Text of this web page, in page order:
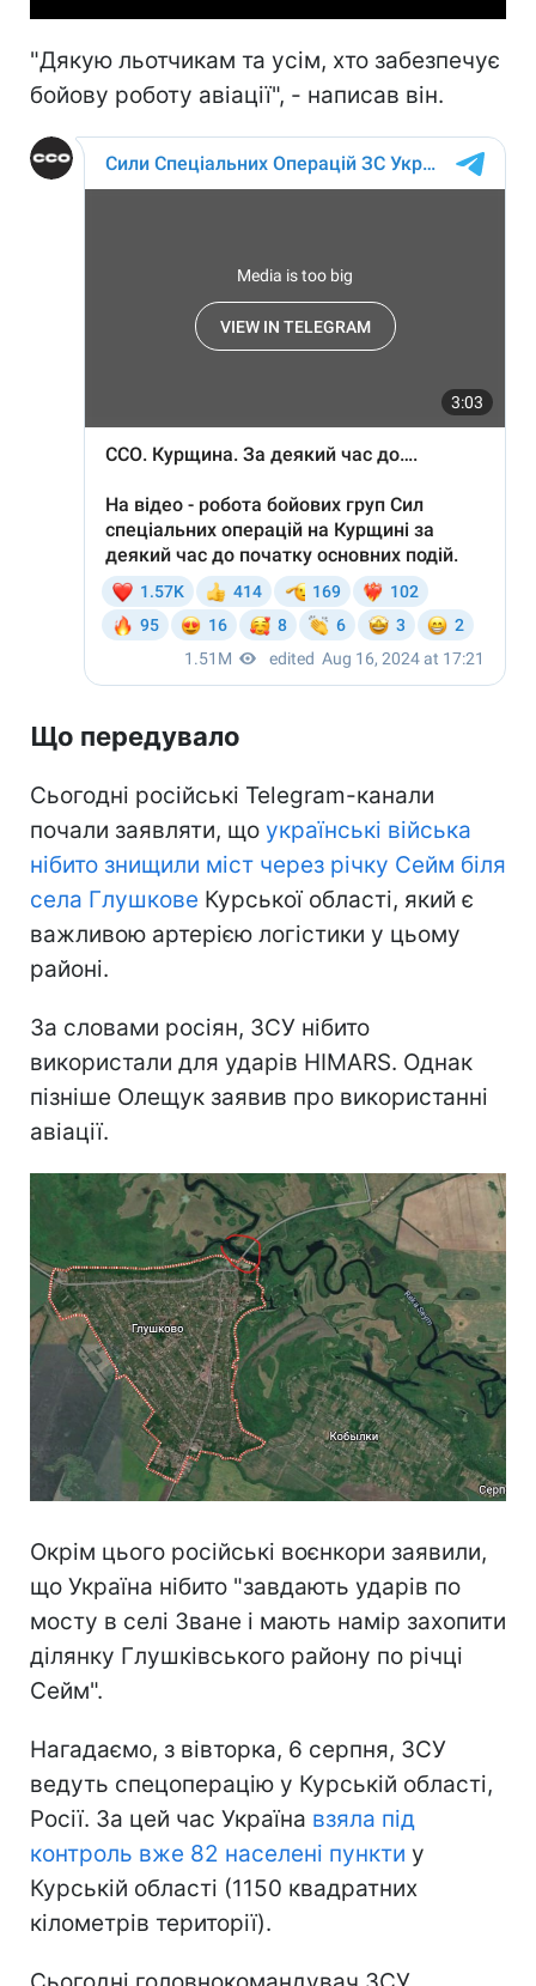
"Дякую льотчикам та усім, хто забезпечує
бойову роботу авіації", - написав він.
Що передувало
Сьогодні російські Telegram-канали
почали заявляти, що українські війська
нібито знищили міст через річку Сейм біля
села Глушкове Курської області, який є
важливою артерією логістики у цьому
районі.
За словами росіян, ЗСУ нібито
використали для ударів HIMARS. Однак
пізніше Олещук заявив про використанні
авіації.
Окрім цього російські воєнкори заявили,
що Україна нібито "завдають ударів по
мосту в селі Зване і мають намір захопити
ділянку Глушківського району по річці
Сейм".
Нагадаємо, з вівторка, 6 серпня, ЗСУ
ведуть спецоперацію у Курській області,
Росії. За цей час Україна взяла під
контроль вже 82 населені пункти у
Курській області (1150 квадратних
кілометрів території).